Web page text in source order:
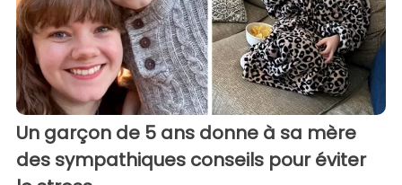
Un garçon de 5 ans donne à sa mère
des sympathiques conseils pour éviter